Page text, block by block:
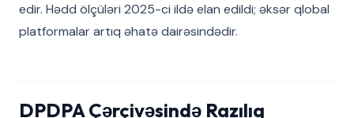
edir. Hədd ölçüləri 2025-ci ildə elan edildi; əksər qlobal
platformalar artıq əhatə dairəsindədir.
DPDPA Çərçivəsində Razılıq